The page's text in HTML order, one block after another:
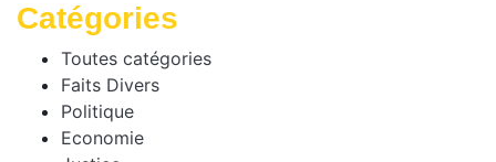
Catégories
Toutes catégories
Faits Divers
Politique
Economie